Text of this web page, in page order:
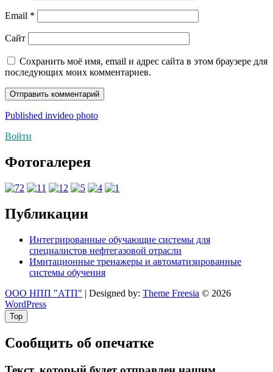
Email *
Сайт
Сохранить моё имя, email и адрес сайта в этом браузере для
последующих моих комментариев.
Навигация
по
Published invideo photo
Войти
Фотогалерея
Публикации
Интегрированные обучающие системы для
специалистов нефтегазовой отрасли
Имитационные тренажеры и автоматизированные
системы обучения
ООО НПП "АТП" | Designed by: Theme Freesia © 2026
WordPress
Top
Сообщить об опечатке